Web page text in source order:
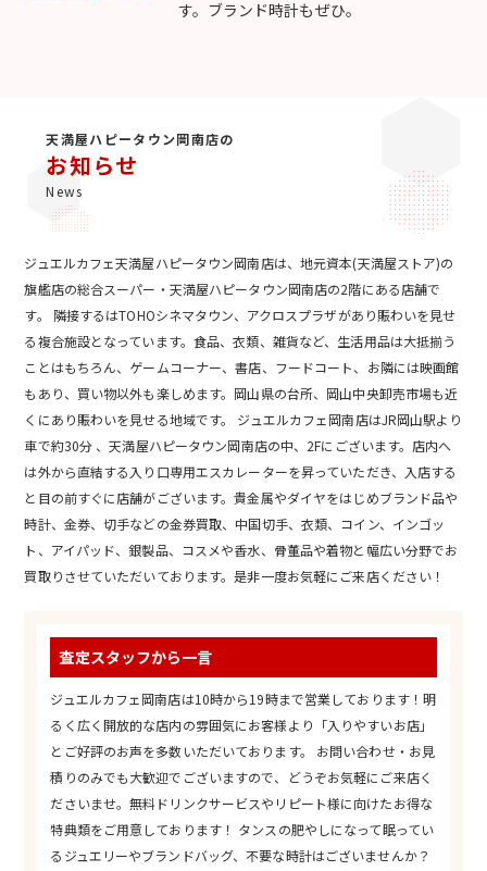
す。ブランド時計もぜひ。
天満屋ハピータウン岡南店の
お知らせ
News
ジュエルカフェ天満屋ハピータウン岡南店は、地元資本(天満屋ストア)の
旗艦店の総合スーパー・天満屋ハピータウン岡南店の2階にある店舗で
す。 隣接するはTOHOシネマタウン、アクロスプラザがあり賑わいを見せ
る複合施設となっています。食品、衣類、雑貨など、生活用品は大抵揃う
ことはもちろん、ゲームコーナー、書店、フードコート、お隣には映画館
もあり、買い物以外も楽しめます。岡山県の台所、岡山中央卸売市場も近
くにあり賑わいを見せる地域です。 ジュエルカフェ岡南店はJR岡山駅より
車で約30分 、天満屋ハピータウン岡南店の中、2Fにございます。店内へ
は外から直結する入り口専用エスカレーターを昇っていただき、入店する
と目の前すぐに店舗がございます。貴金属やダイヤをはじめブランド品や
時計、金券、切手などの金券買取、中国切手、衣類、コイン、インゴッ
ト、アイパッド、銀製品、コスメや香水、骨董品や着物と幅広い分野でお
買取りさせていただいております。是非一度お気軽にご来店ください！
査定スタッフから一言
ジュエルカフェ岡南店は10時から19時まで営業しております！明
るく広く開放的な店内の雰囲気にお客様より「入りやすいお店」
とご好評のお声を多数いただいております。 お問い合わせ・お見
積りのみでも大歓迎でございますので、どうぞお気軽にご来店く
ださいませ。無料ドリンクサービスやリピート様に向けたお得な
特典類をご用意しております！ タンスの肥やしになって眠ってい
るジュエリーやブランドバッグ、不要な時計はございませんか？